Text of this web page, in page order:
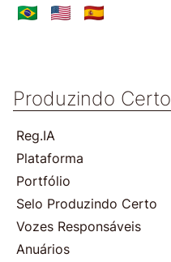
Produzindo Certo
Reg.IA
Plataforma
Portfólio
Selo Produzindo Certo
Vozes Responsáveis
Anuários